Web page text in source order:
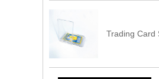
Trading Card